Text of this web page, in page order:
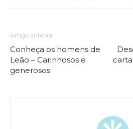
Artigo anterior
Conheça os homens de
Leão – Carinhosos e
generosos